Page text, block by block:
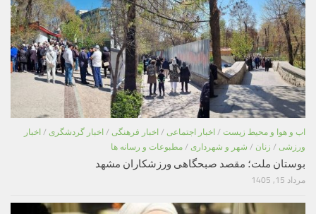
اب و هوا و محیط زیست / اخبار اجتماعی / اخبار فرهنگی / اخبار گردشگری / اخبار
ورزشی / زنان / شهر و شهرداری / مطبوعات و رسانه ها
بوستان ملت؛ مقصد صبحگاهی ورزشکاران مشهد
مرداد 15, 1405